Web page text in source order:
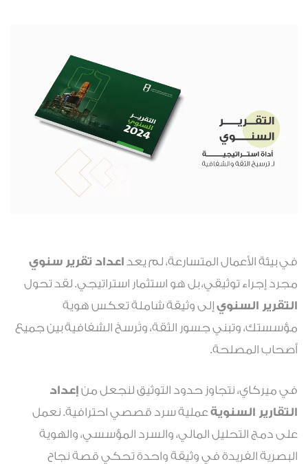
في بيئة الأعمال المتسارعة، لم يعد اعداد تقرير سنوي
مجرد إجراء توثيقي، بل هو استثمار استراتيجي. لقد تحول
التقرير السنوي إلى وثيقة شاملة تعكس هوية
مؤسستك، وتبني جسور الثقة، وتُرسخ الشفافية بين جميع
أصحاب المصلحة.
في ميركاي، نتجاوز حدود التوثيق لنجعل من إعداد
التقارير السنوية عملية سرد قصصي احترافية. نعمل
على دمج التحليل المالي، والسرد المؤسسي، والهوية
البصرية الفريدة في وثيقة واحدة تحكي قصة نجاح